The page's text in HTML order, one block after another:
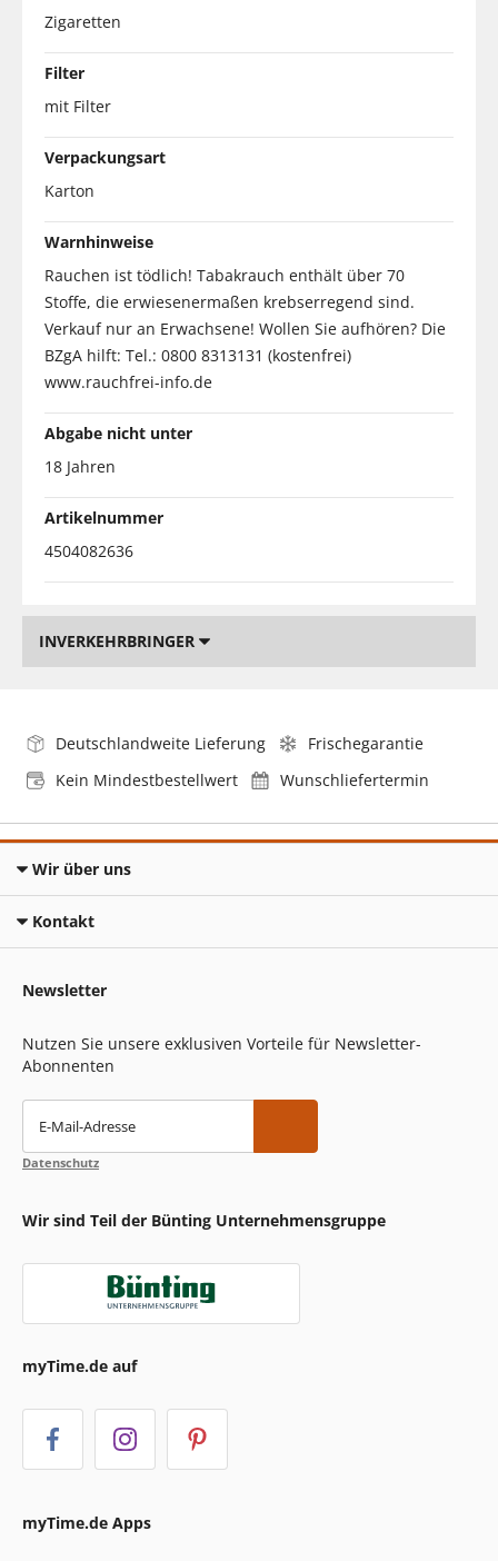
Zigaretten
Filter
mit Filter
Verpackungsart
Karton
Warnhinweise
Rauchen ist tödlich! Tabakrauch enthält über 70
Stoffe, die erwiesenermaßen krebserregend sind.
Verkauf nur an Erwachsene! Wollen Sie aufhören? Die
BZgA hilft: Tel.: 0800 8313131 (kostenfrei)
www.rauchfrei-info.de
Abgabe nicht unter
18 Jahren
Artikelnummer
4504082636
INVERKEHRBRINGER
Deutschlandweite Lieferung
Frischegarantie
Kein Mindestbestellwert
Wunschliefertermin
Wir über uns
Kontakt
Newsletter
Nutzen Sie unsere exklusiven Vorteile für Newsletter-
Abonnenten
E-Mail-Adresse
Datenschutz
Wir sind Teil der Bünting Unternehmensgruppe
myTime.de auf
myTime.de Apps